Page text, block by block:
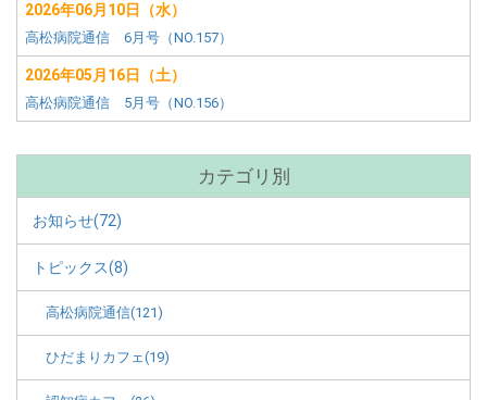
2026年06月10日（水）
高松病院通信 6月号（NO.157）
2026年05月16日（土）
高松病院通信 5月号（NO.156）
カテゴリ別
お知らせ(72)
トピックス(8)
高松病院通信(121)
ひだまりカフェ(19)